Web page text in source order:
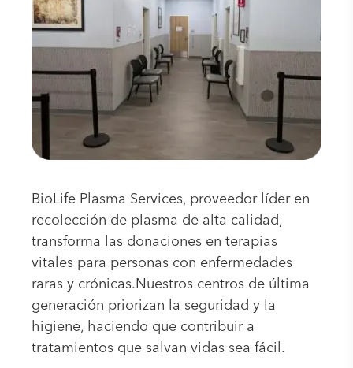
BioLife Plasma Services, proveedor líder en
recolección de plasma de alta calidad,
transforma las donaciones en terapias
vitales para personas con enfermedades
raras y crónicas.Nuestros centros de última
generación priorizan la seguridad y la
higiene, haciendo que contribuir a
tratamientos que salvan vidas sea fácil.